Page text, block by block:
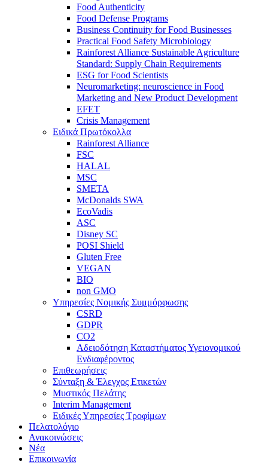
Food Authenticity
Food Defense Programs
Business Continuity for Food Businesses
Practical Food Safety Microbiology
Rainforest Alliance Sustainable Agriculture
Standard: Supply Chain Requirements
ESG for Food Scientists
Neuromarketing: neuroscience in Food
Marketing and New Product Development
EFET
Crisis Management
Ειδικά Πρωτόκολλα
Rainforest Alliance
FSC
HALAL
MSC
SMETA
McDonalds SWA
EcoVadis
ASC
Disney SC
POSI Shield
Gluten Free
VEGAN
BIO
non GMO
Υπηρεσίες Νομικής Συμμόρφωσης
CSRD
GDPR
CO2
Αδειοδότηση Καταστήματος Υγειονομικού
Ενδιαφέροντος
Επιθεωρήσεις
Σύνταξη & Έλεγχος Ετικετών
Μυστικός Πελάτης
Interim Management
Ειδικές Υπηρεσίες Τροφίμων
Πελατολόγιο
Ανακοινώσεις
Νέα
Επικοινωνία